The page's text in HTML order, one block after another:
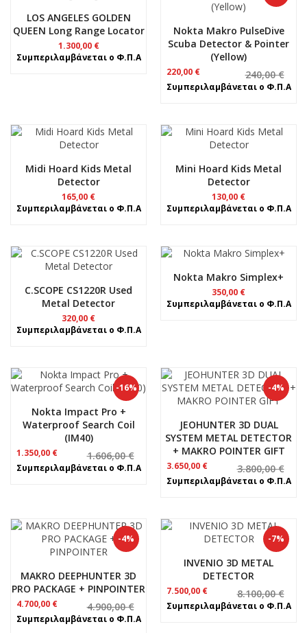
LOS ANGELES GOLDEN
QUEEN Long Range Locator
1.300,00 €
Συμπεριλαμβάνεται ο Φ.Π.Α
Nokta Makro PulseDive
Scuba Detector & Pointer
(Yellow)
240,00€
price
was:
220,00 €
τρέχουσα
τιμή
Συμπεριλαμβάνεται ο Φ.Π.Α
Midi Hoard Kids Metal
Detector
165,00 €
Συμπεριλαμβάνεται ο Φ.Π.Α
Mini Hoard Kids Metal
Detector
130,00 €
Συμπεριλαμβάνεται ο Φ.Π.Α
C.SCOPE CS1220R Used
Metal Detector
320,00 €
Συμπεριλαμβάνεται ο Φ.Π.Α
Nokta Makro Simplex+
350,00 €
Συμπεριλαμβάνεται ο Φ.Π.Α
-16%
Nokta Impact Pro +
Waterproof Search Coil
(IM40)
1.606,00€
Original
price
was:
1.350,00 €
τρέχουσα
τιμή
Συμπεριλαμβάνεται ο Φ.Π.Α
-4%
JEOHUNTER 3D DUAL
SYSTEM METAL DETECTOR
+ MAKRO POINTER GIFT
3.800,00€
Original
price
was:
3.650,00 €
τρέχουσα
τιμή
Συμπεριλαμβάνεται ο Φ.Π.Α
-4%
MAKRO DEEPHUNTER 3D
PRO PACKAGE + PINPOINTER
4.900,00€
Original
price
was:
4.700,00 €
τρέχουσα
τιμή
Συμπεριλαμβάνεται ο Φ.Π.Α
-7%
INVENIO 3D METAL
DETECTOR
8.100,00€
Original
price
was:
7.500,00 €
τρέχουσα
τιμή
Συμπεριλαμβάνεται ο Φ.Π.Α